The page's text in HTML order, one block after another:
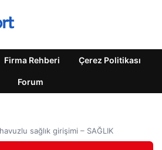
Firma Rehberi Çerez Politikası
Forum
sağlık girişimi – SAĞLIK